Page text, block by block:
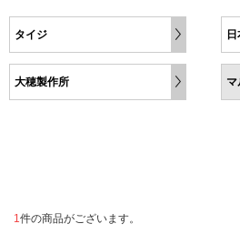
タイジ
大穂製作所 マ
1 件の商品がございます。